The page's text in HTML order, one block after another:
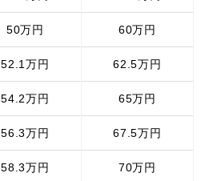
50万円 60万円
52.1万円 62.5万円
54.2万円 65万円
56.3万円 67.5万円
58.3万円 70万円